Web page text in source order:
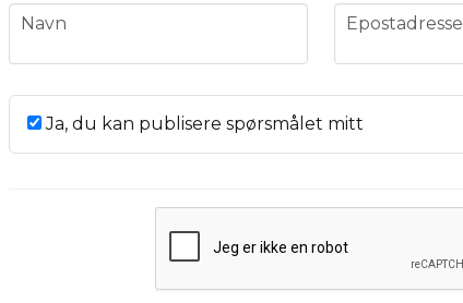
name
Navn email
Epostadresse
Ja, du kan publisere spørsmålet mitt